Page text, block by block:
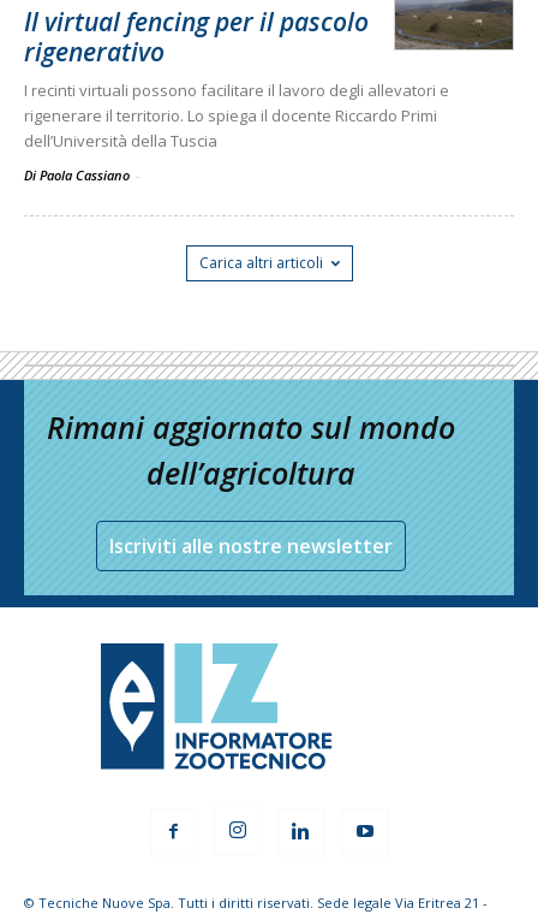
Il virtual fencing per il pascolo
rigenerativo
I recinti virtuali possono facilitare il lavoro degli allevatori e
rigenerare il territorio. Lo spiega il docente Riccardo Primi
dell’Università della Tuscia
Di Paola Cassiano -
Carica altri articoli
Rimani aggiornato sul mondo
dell’agricoltura
Iscriviti alle nostre newsletter
© Tecniche Nuove Spa. Tutti i diritti riservati. Sede legale Via Eritrea 21 -